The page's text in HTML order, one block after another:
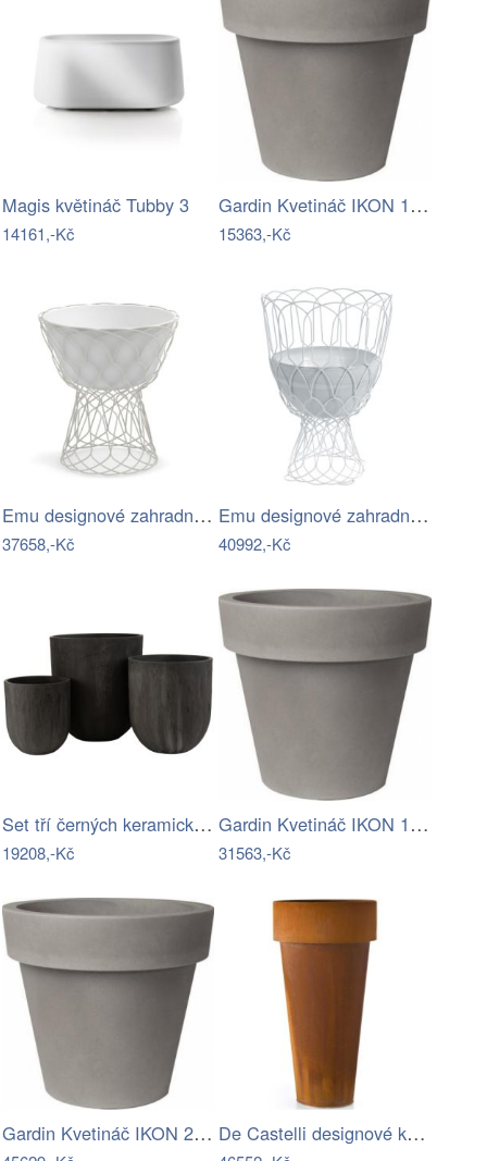
Magis květináč Tubby 3
14161,-Kč
Gardin Kvetináč IKON 120 - Cement S3…
15363,-Kč
Emu designové zahradní květináče Re…
37658,-Kč
Emu designové zahradní květináče Re…
40992,-Kč
Set tří černých keramických květináčů J…
19208,-Kč
Gardin Kvetináč IKON 140 - Cement S3…
31563,-Kč
Gardin Kvetináč IKON 200 - Cement S3… De Castelli designové květináče Delta…